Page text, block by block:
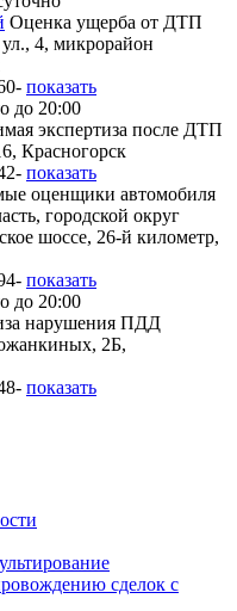
Оценка ущерба от ДТП
4, микрорайон
показать
до 20:00
экспертиза после ДТП
Красногорск
показать
оценщики автомобиля
городской округ
шоссе, 26-й километр,
показать
до 20:00
нарушения ПДД
2Б,
показать
сделок с